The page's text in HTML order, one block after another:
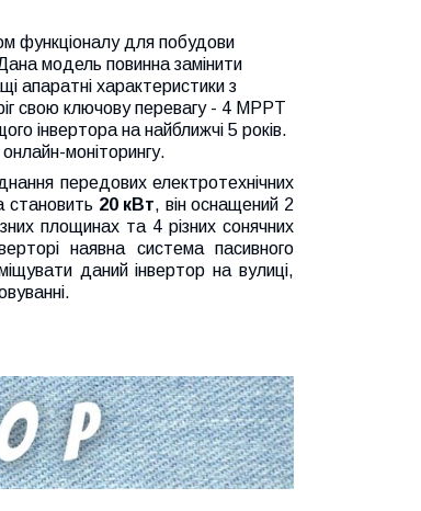
функціоналу для побудови
модель повинна замінити
апаратні характеристики з
свою ключову перевагу - 4 MPPT
інвертора на найближчі 5 років.
моніторингу.
передових електротехнічних
становить 20 кВт, він оснащений 2
площинах та 4 різних сонячних
наявна система пасивного
даний інвертор на вулиці,